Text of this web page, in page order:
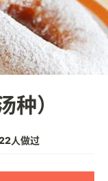
种）
人做过